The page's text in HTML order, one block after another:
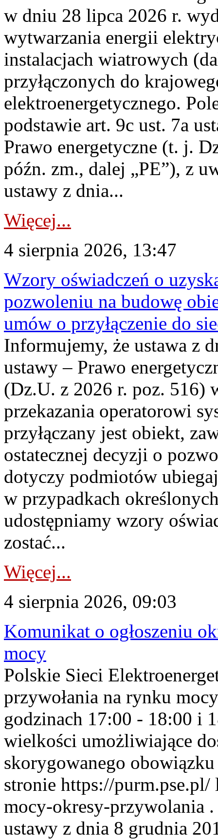
w dniu 28 lipca 2026 r.
wytwarzania energii
instalacjach wiatrowych
przyłączonych do
elektroenergetycznego.
podstawie art. 9c ust. 7a
Prawo energetyczne (t. j.
późn. zm., dalej „PE”), z
ustawy z dnia...
Więcej...
4 sierpnia 2026, 13:47
Wzory oświadczeń o
pozwoleniu na budowę
umów o przyłączenie do
Informujemy, że ustawa z
ustawy – Prawo
(Dz.U. z 2026 r. poz. 516)
przekazania operatorowi
przyłączany jest obiekt,
ostatecznej decyzji o
dotyczy podmiotów
w przypadkach
udostępniamy wzory
zostać...
Więcej...
4 sierpnia 2026, 09:03
Komunikat o ogłoszeniu
mocy
Polskie Sieci
przywołania na rynku
godzinach 17:00 - 18:00 i
wielkości umożliwiające
skorygowanego
stronie https://
mocy-okresy-przywolania
ustawy z dnia 8 grudnia